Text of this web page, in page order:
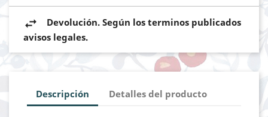
Devolución. Según los terminos publicados
avisos legales.
Descripción Detalles del producto